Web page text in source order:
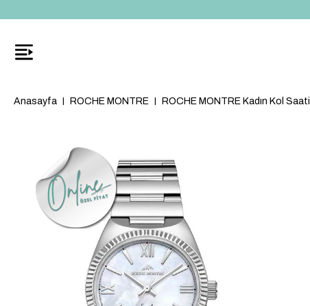
Anasayfa ROCHE MONTRE ROCHE MONTRE Kadın Kol Saati